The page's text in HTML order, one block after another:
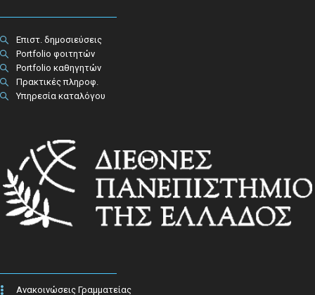
Επιστ. δημοσιεύσεις
Portfolio φοιτητών
Portfolio καθηγητών
Πρακτικές πληροφ.​
Υπηρεσία καταλόγου
Ανακοινώσεις Γραμματείας